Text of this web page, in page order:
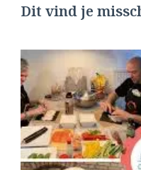
Dit vind je